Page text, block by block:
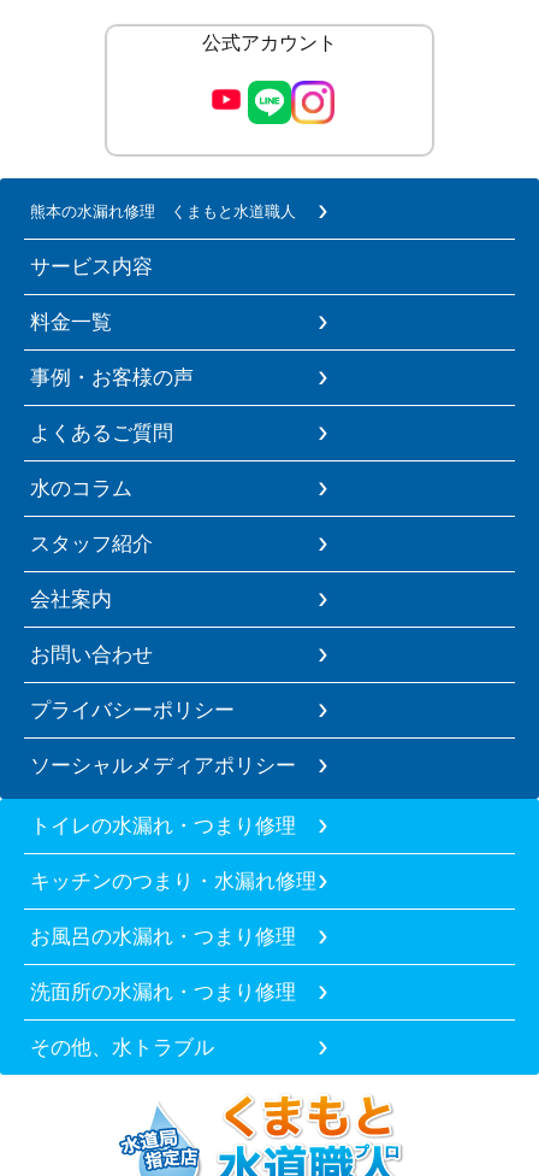
公式アカウント
熊本の水漏れ修理 くまもと水道職人
サービス内容
料金一覧
事例・お客様の声
よくあるご質問
水のコラム
スタッフ紹介
会社案内
お問い合わせ
プライバシーポリシー
ソーシャルメディアポリシー
トイレの水漏れ・つまり修理
キッチンのつまり・水漏れ修理
お風呂の水漏れ・つまり修理
洗面所の水漏れ・つまり修理
その他、水トラブル